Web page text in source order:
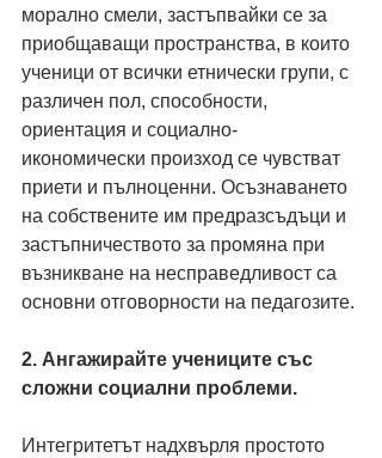
морално смели, застъпвайки се за
приобщаващи пространства, в които
ученици от всички етнически групи, с
различен пол, способности,
ориентация и социално-
икономически произход се чувстват
приети и пълноценни. Осъзнаването
на собствените им предразсъдъци и
застъпничеството за промяна при
възникване на несправедливост са
основни отговорности на педагозите.
2. Ангажирайте учениците със
сложни социални проблеми.
Интегритетът надхвърля простото